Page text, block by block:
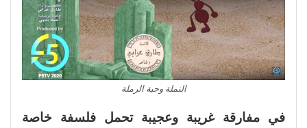
النملة وحبة الرملة
في مفارقة غريبة وعجيبة تحمل فلسفة خاصة